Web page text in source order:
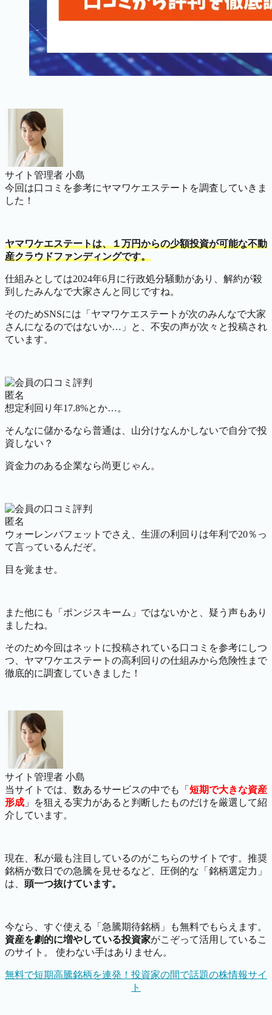
サイト管理者 小島
今回は口コミを参考にヤマワケエステートを調査していきま
した！
ヤマワケエステートは、１万円からの少額投資が可能な不動
産クラウドファンディングです。
仕組みとしては2024年6月に行政処分騒動があり、解約が殺
到したみんなで大家さんと同じですね。
そのためSNSには「ヤマワケエステートが次のみんなで大家
さんになるのではないか…」と、不安の声が次々と投稿され
ています。
匿名
想定利回り年17.8%とか…。
そんなに儲かるなら普通は、山分けなんかしないで自分で投
資しない？
資金力のある企業なら尚更じゃん。
匿名
ウォーレンバフェットでさえ、生涯の利回りは年利で20％っ
て言っているんだぞ。
目を覚ませ。
また他にも「ポンジスキーム」ではないかと、疑う声もあり
ましたね。
そのため今回はネットに投稿されている口コミを参考にしつ
つ、ヤマワケエステートの高利回りの仕組みから危険性まで
徹底的に調査していきました！
サイト管理者 小島
当サイトでは、数あるサービスの中でも「 短期で大きな資産
形成 」を狙える実力があると判断したものだけを厳選して紹
介しています。
現在、私が最も注目しているのがこちらのサイトです。推奨
銘柄が数日での急騰を見せるなど、圧倒的な「銘柄選定力」
は、 頭一つ抜けています。
今なら、すぐ使える「急騰期待銘柄」も無料でもらえます。
資産を劇的に増やしている投資家がこぞって活用しているこ
のサイト。 使わない手はありません。
無料で短期高騰銘柄を連発！投資家の間で話題の株情報サイ
ト